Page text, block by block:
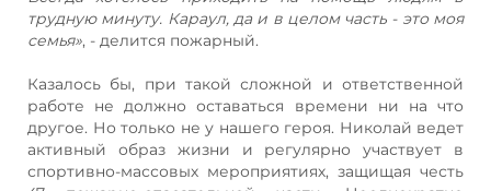
трудную минуту. Караул, да и в целом часть - это моя
семья», - делится пожарный.
Казалось бы, при такой сложной и ответственной
работе не должно оставаться времени ни на что
другое. Но только не у нашего героя. Николай ведет
активный образ жизни и регулярно участвует в
спортивно-массовых мероприятиях, защищая честь